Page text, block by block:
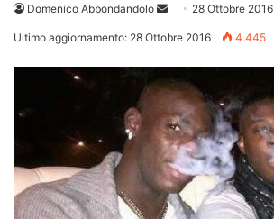
Domenico Abbondandolo
Invia 28 Ottobre 2016
Ultimo aggiornamento: 28 Ottobre 2016 4.445